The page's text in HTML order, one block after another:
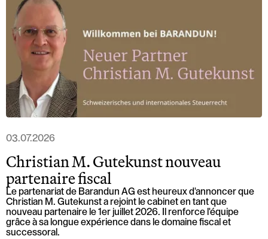
Löwenstrasse 1
8001 Zurich
T: +41 44 266 56 56
F: +41 44 266 56 66
M: zh@barandun-law.ch
Contact Zoug
Bahnhofstrasse 17
6300 Zoug
T: +41 41 349 56 56
F: +41 41 349 56 66
PROTECTION DES DONNÉES
03.07.2026
Christian M. Gutekunst nouveau
partenaire fiscal
Le partenariat de Barandun AG est heureux d'annoncer que
Christian M. Gutekunst a rejoint le cabinet en tant que
nouveau partenaire le 1er juillet 2026. Il renforce l'équipe
grâce à sa longue expérience dans le domaine fiscal et
successoral.